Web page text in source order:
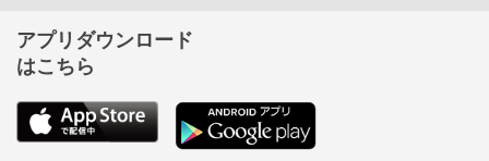
アプリダウンロード
はこちら